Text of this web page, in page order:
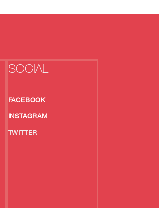
SOCIAL
FACEBOOK
INSTAGRAM
TWITTER